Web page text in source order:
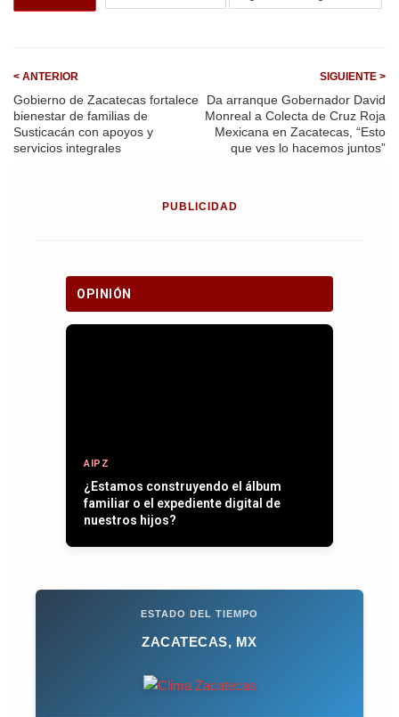
< ANTERIOR
Gobierno de Zacatecas fortalece
bienestar de familias de
Susticacán con apoyos y
servicios integrales
SIGUIENTE >
Da arranque Gobernador David
Monreal a Colecta de Cruz Roja
Mexicana en Zacatecas, “Esto
que ves lo hacemos juntos”
PUBLICIDAD
OPINIÓN
AIPZ
Entre plumas, operativos y la paz que
se quiere recuperar
ESTADO DEL TIEMPO
ZACATECAS, MX